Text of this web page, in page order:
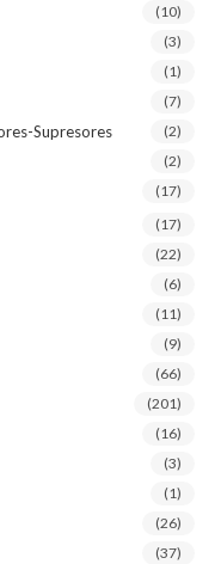
(10)
(3)
(1)
(7)
Supresores (2)
(2)
(17)
(17)
(22)
(6)
(11)
(9)
(66)
(201)
(16)
(3)
(1)
(26)
(37)